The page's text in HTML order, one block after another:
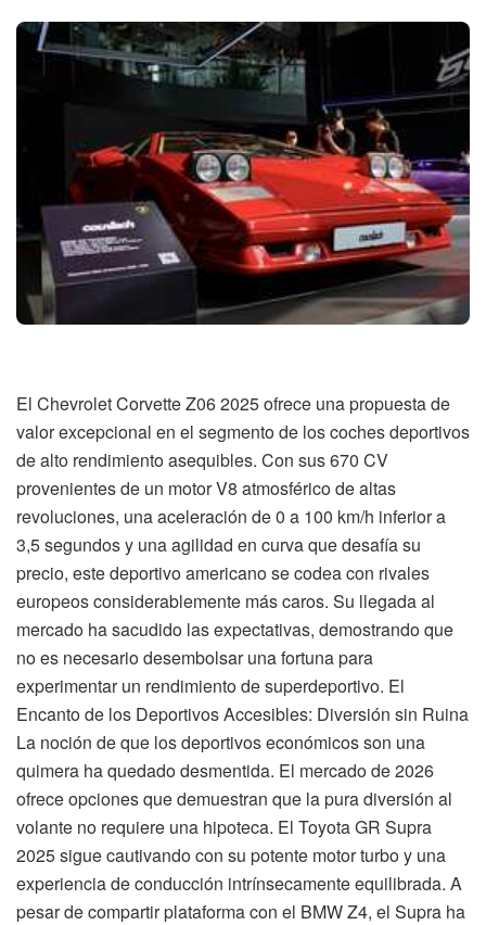
El Chevrolet Corvette Z06 2025 ofrece una propuesta de
valor excepcional en el segmento de los coches deportivos
de alto rendimiento asequibles. Con sus 670 CV
provenientes de un motor V8 atmosférico de altas
revoluciones, una aceleración de 0 a 100 km/h inferior a
3,5 segundos y una agilidad en curva que desafía su
precio, este deportivo americano se codea con rivales
europeos considerablemente más caros. Su llegada al
mercado ha sacudido las expectativas, demostrando que
no es necesario desembolsar una fortuna para
experimentar un rendimiento de superdeportivo. El
Encanto de los Deportivos Accesibles: Diversión sin Ruina
La noción de que los deportivos económicos son una
quimera ha quedado desmentida. El mercado de 2026
ofrece opciones que demuestran que la pura diversión al
volante no requiere una hipoteca. El Toyota GR Supra
2025 sigue cautivando con su potente motor turbo y una
experiencia de conducción intrínsecamente equilibrada. A
pesar de compartir plataforma con el BMW Z4, el Supra ha